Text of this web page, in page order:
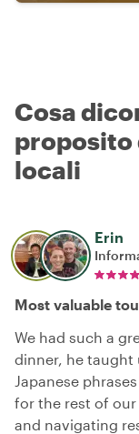
Cosa
proposito
locali
Erin
Most valuable
We had such a
dinner, he taught
Japanese
for the rest of
and navigating